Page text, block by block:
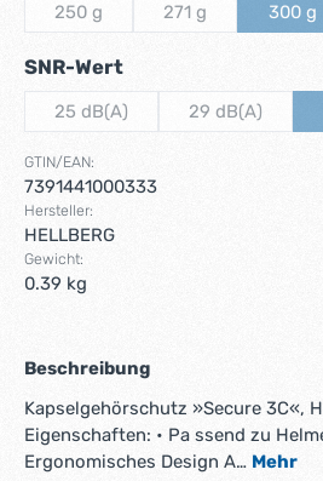
250 g
(Diese Option ist zurzeit nicht
271 g
(Diese Option ist
300 g
SNR-Wertauswählen
25 dB(A)
(Diese Option ist zurzeit nicht
29 dB(A)
(Diese
GTIN/EAN:
7391441000333
Hersteller:
HELLBERG
Gewicht:
0.39 kg
Beschreibung
Kapselgehörschutz »Secure 3C«,
Eigenschaften: • Pa ssend zu
Ergonomisches Design A… Mehr